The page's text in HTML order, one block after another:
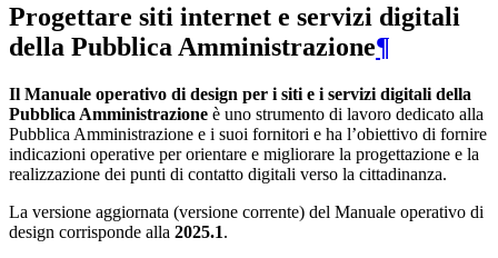
Progettare siti internet e servizi digitali
della Pubblica Amministrazione¶
Il Manuale operativo di design per i siti e i servizi digitali della
Pubblica Amministrazione è uno strumento di lavoro dedicato alla
Pubblica Amministrazione e i suoi fornitori e ha l’obiettivo di fornire
indicazioni operative per orientare e migliorare la progettazione e la
realizzazione dei punti di contatto digitali verso la cittadinanza.
La versione aggiornata (versione corrente) del Manuale operativo di
design corrisponde alla 2025.1.